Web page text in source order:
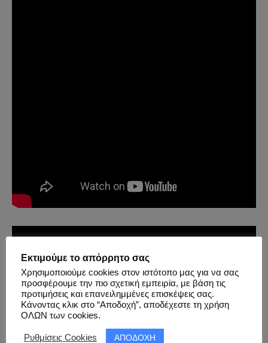
Εκτιμούμε το απόρρητο σας
Χρησιμοποιούμε cookies στον ιστότοπο μας για να σας
προσφέρουμε την πιο σχετική εμπειρία, με βάση τις
προτιμήσεις και επανειλημμένες επισκέψεις σας.
Κάνοντας κλικ στο “Αποδοχή”, αποδέχεστε τη χρήση
ΟΛΩΝ των cookies.
Ρυθμίσεις Cookies ΑΠΟΔΟΧΗ